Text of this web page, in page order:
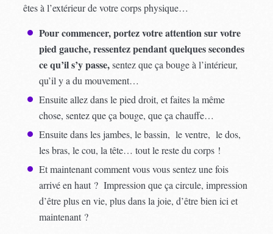
êtes à l’extérieur de votre corps physique…
Pour commencer, portez votre attention sur votre
pied gauche, ressentez pendant quelques secondes
ce qu’il s’y passe,sentez que ça bouge à l’intérieur,
qu’il y a du mouvement…
Ensuite allez dans le pied droit, et faites la même
chose, sentez que ça bouge, que ça chauffe…
Ensuite dans les jambes, le bassin, le ventre, le dos,
les bras, le cou, la tête… tout le reste du corps !
Et maintenant comment vous vous sentez une fois
arrivé en haut ? Impression que ça circule, impression
d’être plus en vie, plus dans la joie, d’être bien ici et
maintenant ?